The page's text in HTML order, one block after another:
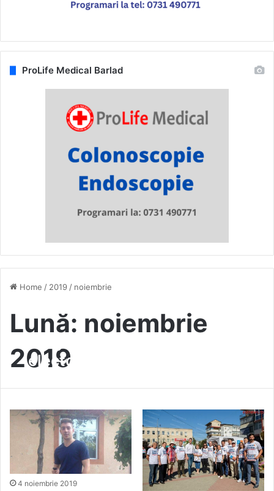
Home / 2019 / noiembrie
Lună: noiembrie
2019
electorală pentru alegerile
4 noiembrie 2019
ProLife Medical Barlad